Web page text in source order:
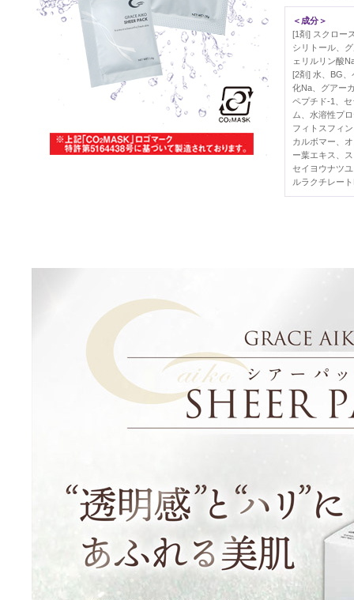
＜成分＞
[1剤] スクロー
シリトール、
ェリルリン酸
[2剤] 水、BG
化Na、グアー
ペプチド-1、
ム、水溶性プ
フィトスフィ
カルボマー、
ー葉エキス、
セイヨウナツ
ルラクチレー